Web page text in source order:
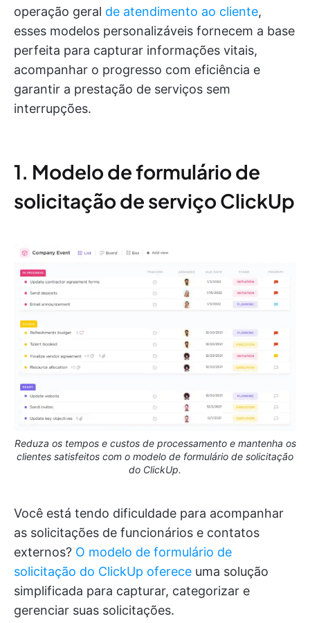
operação geral de atendimento ao cliente,
esses modelos personalizáveis fornecem a base
perfeita para capturar informações vitais,
acompanhar o progresso com eficiência e
garantir a prestação de serviços sem
interrupções.
1. Modelo de formulário de
solicitação de serviço ClickUp
Reduza os tempos e custos de processamento e mantenha os
clientes satisfeitos com o modelo de formulário de solicitação
do ClickUp.
Você está tendo dificuldade para acompanhar
as solicitações de funcionários e contatos
externos? O modelo de formulário de
solicitação do ClickUp oferece uma solução
simplificada para capturar, categorizar e
gerenciar suas solicitações.